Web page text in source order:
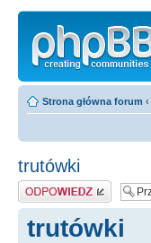
Strona główna forum ‹
trutówki
Odpowiedz
trutówki